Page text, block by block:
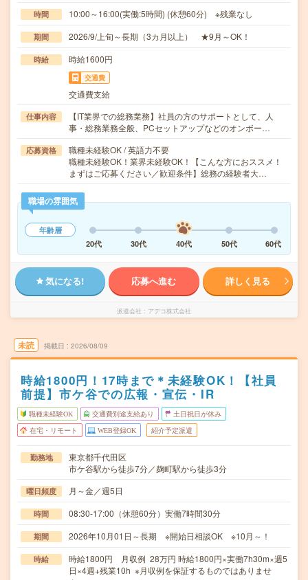
時間 10:00～16:00(実働:5時間) (休憩60分) ※残業なし
期間 2026/9/上旬～長期（3カ月以上） ★9月～OK！
時給 時給1600円
交通費
交通費支給
仕事内容
【IT業界での総務業務】社員の方のサポートとして、人
事・総務業務全般、PCセットアップなどのオンボー…
応募資格
職種未経験OK / 英語力不要
職種未経験OK！業界未経験OK！【こんな方におススメ！
まずはご応募ください／歓迎条件】総務の経験者大…
職場の雰囲気
年齢層
20代
30代 40代 50代 60代
気になる! 応募へ進む 詳しく見る
派遣会社 アデコ株式会社
未読 掲載日 2026/08/09
時給1800円！17時まで＊未経験OK！【社員
前提】市ケ谷での広報・宣伝・IR
職種未経験OK 交通費別途支給あり 土日祝日が休み
在宅・リモート WEB登録OK 紹介予定派遣
勤務地
東京都千代田区
市ケ谷駅から徒歩7分／麹町駅から徒歩3分
曜日頻度 月～金／週5日
時間 08:30-17:00（休憩60分）実働7時間30分
期間 2026年10月01日～長期 ※開始日相談OK ※10月～！
時給
時給1800円 月収例 28万円 時給1800円×実働7h30m×週5
日×4週+残業10h ※月収例を保証するものではありませ